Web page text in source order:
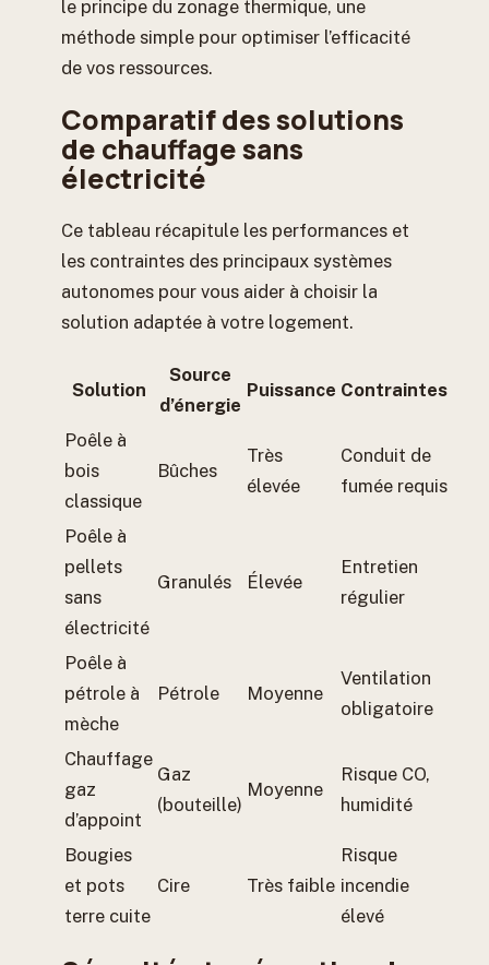
le principe du zonage thermique, une
méthode simple pour optimiser l’efficacité
de vos ressources.
Comparatif des solutions
de chauffage sans
électricité
Ce tableau récapitule les performances et
les contraintes des principaux systèmes
autonomes pour vous aider à choisir la
solution adaptée à votre logement.
Solution
Source
d’énergie
Puissance Contraintes
Poêle à
bois
classique
Bûches
Très
élevée
Conduit de
fumée requis
Poêle à
pellets
sans
électricité
Granulés Élevée
Entretien
régulier
Poêle à
pétrole à
mèche
Pétrole Moyenne
Ventilation
obligatoire
Chauffage
gaz
d’appoint
Gaz
(bouteille)
Moyenne
Risque CO,
humidité
Bougies
et pots
terre cuite
Cire Très faible
Risque
incendie
élevé